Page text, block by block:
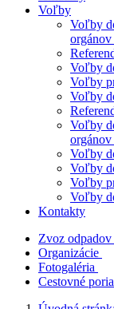
Voľby
Voľby
Voľby
Voľby
Voľby
Voľby
Voľby
Voľby
Voľby
Voľby
Kontakty
Zvoz odpadov
Organizácie
Fotogaléria
Cestovné